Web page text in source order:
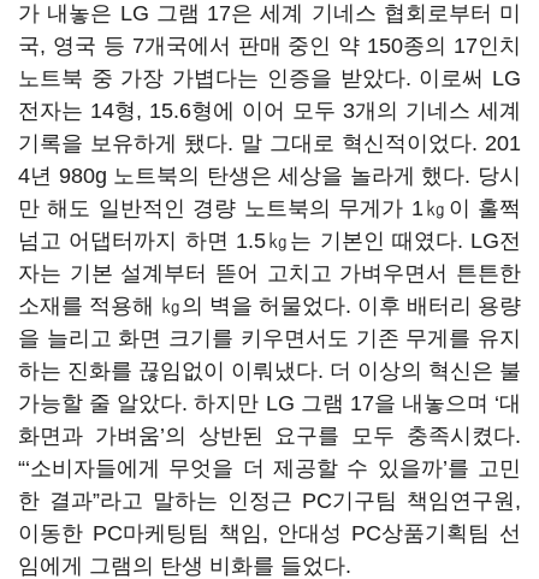
가 내놓은 LG 그램 17은 세계 기네스 협회로부터 미
국, 영국 등 7개국에서 판매 중인 약 150종의 17인치
노트북 중 가장 가볍다는 인증을 받았다. 이로써 LG
전자는 14형, 15.6형에 이어 모두 3개의 기네스 세계
기록을 보유하게 됐다. 말 그대로 혁신적이었다. 201
4년 980g 노트북의 탄생은 세상을 놀라게 했다. 당시
만 해도 일반적인 경량 노트북의 무게가 1㎏이 훌쩍
넘고 어댑터까지 하면 1.5㎏는 기본인 때였다. LG전
자는 기본 설계부터 뜯어 고치고 가벼우면서 튼튼한
소재를 적용해 ㎏의 벽을 허물었다. 이후 배터리 용량
을 늘리고 화면 크기를 키우면서도 기존 무게를 유지
하는 진화를 끊임없이 이뤄냈다. 더 이상의 혁신은 불
가능할 줄 알았다. 하지만 LG 그램 17을 내놓으며 ‘대
화면과 가벼움’의 상반된 요구를 모두 충족시켰다.
“‘소비자들에게 무엇을 더 제공할 수 있을까’를 고민
한 결과”라고 말하는 인정근 PC기구팀 책임연구원,
이동한 PC마케팅팀 책임, 안대성 PC상품기획팀 선
임에게 그램의 탄생 비화를 들었다.